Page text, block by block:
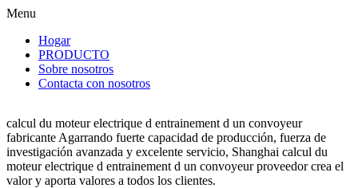
Menu
Hogar
PRODUCTO
Sobre nosotros
Contacta con nosotros
calcul du moteur electrique d entrainement d un convoyeur
fabricante Agarrando fuerte capacidad de producción, fuerza de
investigación avanzada y excelente servicio, Shanghai calcul du
moteur electrique d entrainement d un convoyeur proveedor crea el
valor y aporta valores a todos los clientes.